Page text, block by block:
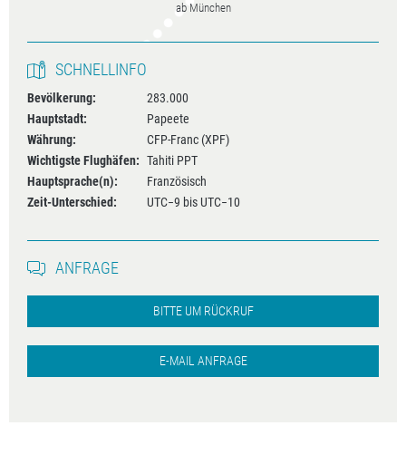
ab München
SCHNELLINFO
Bevölkerung:
283.000
Hauptstadt:
Papeete
Währung:
CFP-Franc (XPF)
Wichtigste Flughäfen: Tahiti PPT
Hauptsprache(n):
Französisch
Zeit-Unterschied:
UTC−9 bis UTC−10
ANFRAGE
BITTE UM RÜCKRUF
E-MAIL ANFRAGE